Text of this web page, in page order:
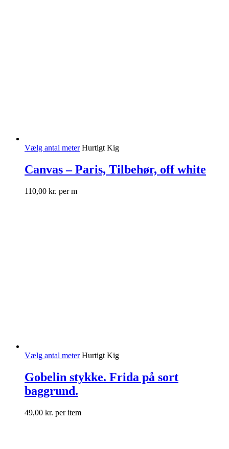
Vælg antal meter Hurtigt Kig
Canvas – Paris, Tilbehør, off white
110,00 kr. per m
Vælg antal meter Hurtigt Kig
Gobelin stykke. Frida på sort
baggrund.
49,00 kr. per item